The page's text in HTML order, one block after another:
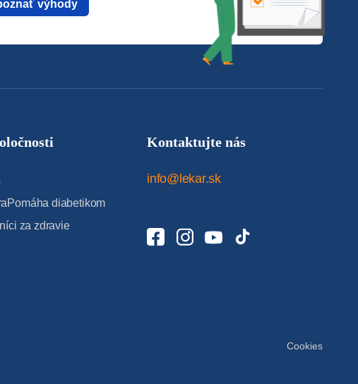
výhody
diabetikom
za zdravie
Kontaktujte nás
info@lekar.sk
Cookies